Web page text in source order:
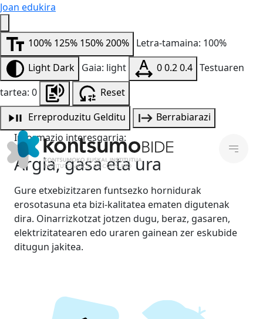
Joan edukira
100% 125% 150%200% Letra-tamaina: 100%
Light Dark Gaia: light 00.20.4 Testuaren
tartea: 0
Reset
Erreproduzitu Gelditu
Berrabiarazi
Informazio interesgarria:
Argia, gasa eta ura
Gure etxebizitzaren funtsezko hornidurak
erosotasuna eta bizi-kalitatea ematen digutenak
dira. Oinarrizkotzat jotzen dugu, beraz, gasaren,
elektrizitatearen edo uraren gainean zer eskubide
ditugun jakitea.